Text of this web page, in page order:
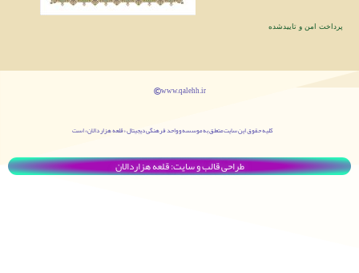
پرداخت امن و تاییدشده
www.qalehh.ir
کليه حقوق اين سایت متعلق به موسسه و واحد فرهنگی دیجیتال «قلعه هزار دالان» است
طراحی قالب و سایت: قلعه هزاردالان